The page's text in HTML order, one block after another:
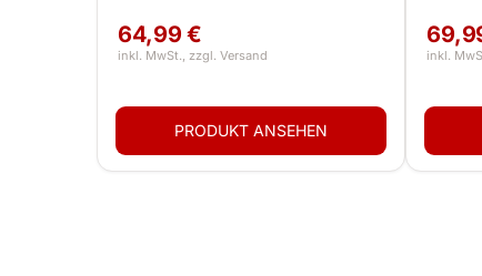
Bücherbank, Flurbank,
Küchenbank & Schuhregal
64,99 €